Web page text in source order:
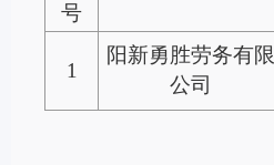
号
1
阳新勇胜劳务有限
公司